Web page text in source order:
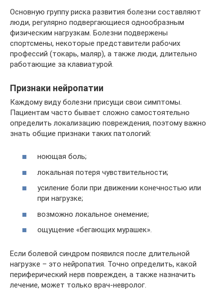
Основную группу риска развития болезни составляют
люди, регулярно подвергающиеся однообразным
физическим нагрузкам. Болезни подвержены
спортсмены, некоторые представители рабочих
профессий (токарь, маляр), а также люди, длительно
работающие за клавиатурой.
Признаки нейропатии
Каждому виду болезни присущи свои симптомы.
Пациентам часто бывает сложно самостоятельно
определить локализацию повреждения, поэтому важно
знать общие признаки таких патологий:
ноющая боль;
локальная потеря чувствительности;
усиление боли при движении конечностью или
при нагрузке;
возможно локальное онемение;
ощущение «бегающих мурашек».
Если болевой синдром появился после длительной
нагрузке – это нейропатия. Точно определить, какой
периферический нерв поврежден, а также назначить
лечение, может только врач-невролог.